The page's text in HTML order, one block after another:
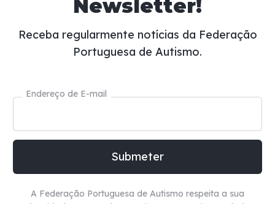
Newsletter!
Receba regularmente notícias da Federação
Portuguesa de Autismo.
Endereço de E-mail
A Federação Portuguesa de Autismo respeita a sua